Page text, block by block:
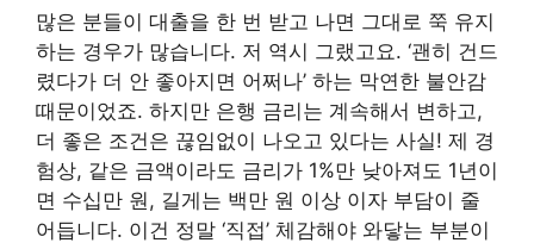
많은 분들이 대출을 한 번 받고 나면 그대로 쭉 유지
하는 경우가 많습니다. 저 역시 그랬고요. ‘괜히 건드
렸다가 더 안 좋아지면 어쩌나’ 하는 막연한 불안감
때문이었죠. 하지만 은행 금리는 계속해서 변하고,
더 좋은 조건은 끊임없이 나오고 있다는 사실! 제 경
험상, 같은 금액이라도 금리가 1%만 낮아져도 1년이
면 수십만 원, 길게는 백만 원 이상 이자 부담이 줄
어듭니다. 이건 정말 ‘직접’ 체감해야 와닿는 부분이